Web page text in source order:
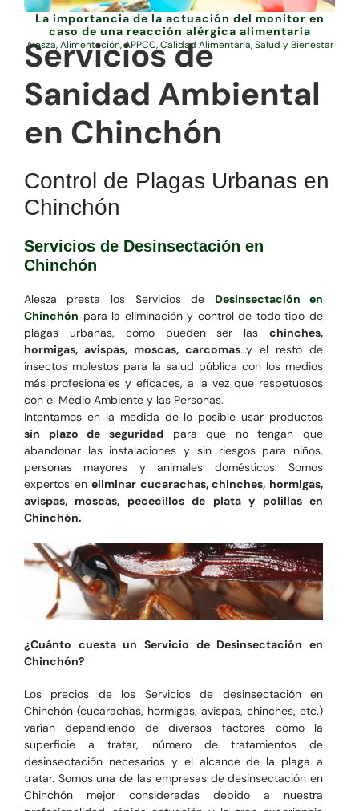
La importancia de la actuación del monitor en
caso de una reacción alérgica alimentaria
Alesza,Alimentación,APPCC,Calidad Alimentaria,Salud y Bienestar
Servicios de
Sanidad Ambiental
en Chinchón
Control de Plagas Urbanas en
Chinchón
Servicios de Desinsectación en
Chinchón
Alesza presta los Servicios de Desinsectación en
Chinchón para la eliminación y control de todo tipo de
plagas urbanas, como pueden ser laschinches,
hormigas, avispas, moscas, carcomas…y el resto de
insectos molestos para la salud pública con los medios
más profesionales y eficaces, a la vez que respetuosos
con el Medio Ambiente y las Personas.
Intentamos en la medida de lo posible usar productos
sin plazo de seguridadpara que no tengan que
abandonar las instalaciones y sin riesgos para niños,
personas mayores y animales domésticos. Somos
expertos eneliminar cucarachas, chinches, hormigas,
avispas, moscas, pececillos de plata y polillas en
Chinchón.
¿Cuánto cuesta un Servicio de Desinsectación en
Chinchón?
Los precios de los Servicios de desinsectación en
Chinchón (cucarachas, hormigas, avispas, chinches, etc.)
varían dependiendo de diversos factores como la
superficie a tratar, número de tratamientos de
desinsectación necesarios y el alcance de la plaga a
tratar. Somos una de las empresas de desinsectación en
Chinchón mejor consideradas debido a nuestra